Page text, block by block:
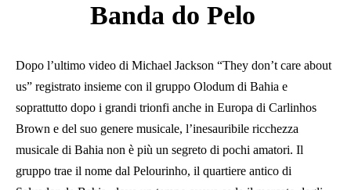
Banda do Pelo
Dopo l’ultimo video di Michael Jackson “They don’t care about
us” registrato insieme con il gruppo Olodum di Bahia e
soprattutto dopo i grandi trionfi anche in Europa di Carlinhos
Brown e del suo genere musicale, l’inesauribile ricchezza
musicale di Bahia non è più un segreto di pochi amatori. Il
gruppo trae il nome dal Pelourinho, il quartiere antico di